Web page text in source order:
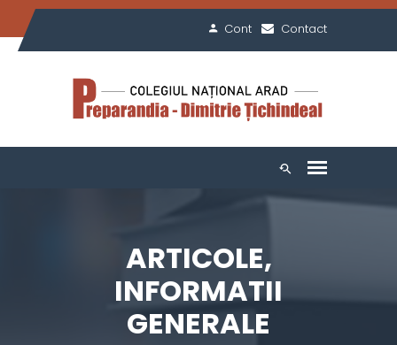
Cont Contact
ARTICOLE,
INFORMATII
GENERALE